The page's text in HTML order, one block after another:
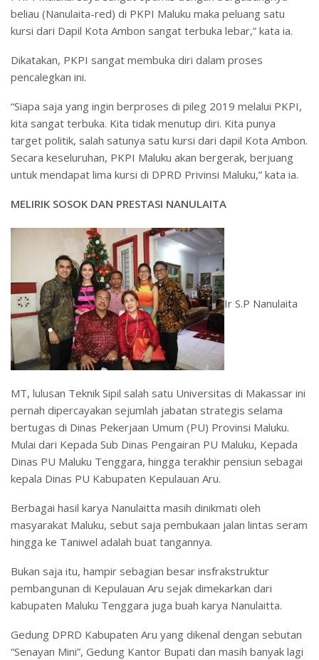
beliau (Nanulaita-red) di PKPI Maluku maka peluang satu
kursi dari Dapil Kota Ambon sangat terbuka lebar,” kata ia.
Dikatakan, PKPI sangat membuka diri dalam proses
pencalegkan ini.
“Siapa saja yang ingin berproses di pileg 2019 melalui PKPI,
kita sangat terbuka. Kita tidak menutup diri. Kita punya
target politik, salah satunya satu kursi dari dapil Kota Ambon.
Secara keseluruhan, PKPI Maluku akan bergerak, berjuang
untuk mendapat lima kursi di DPRD Privinsi Maluku,” kata ia.
MELIRIK SOSOK DAN PRESTASI NANULAITA
Ir S.P Nanulaita
MT, lulusan Teknik Sipil salah satu Universitas di Makassar ini
pernah dipercayakan sejumlah jabatan strategis selama
bertugas di Dinas Pekerjaan Umum (PU) Provinsi Maluku.
Mulai dari Kepada Sub Dinas Pengairan PU Maluku, Kepada
Dinas PU Maluku Tenggara, hingga terakhir pensiun sebagai
kepala Dinas PU Kabupaten Kepulauan Aru.
Berbagai hasil karya Nanulaitta masih dinikmati oleh
masyarakat Maluku, sebut saja pembukaan jalan lintas seram
hingga ke Taniwel adalah buat tangannya.
Bukan saja itu, hampir sebagian besar insfrakstruktur
pembangunan di Kepulauan Aru sejak dimekarkan dari
kabupaten Maluku Tenggara juga buah karya Nanulaitta.
Gedung DPRD Kabupaten Aru yang dikenal dengan sebutan
“Senayan Mini”, Gedung Kantor Bupati dan masih banyak lagi